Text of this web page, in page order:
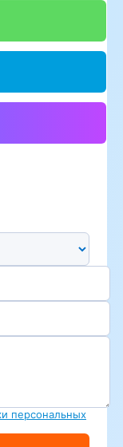
персональных